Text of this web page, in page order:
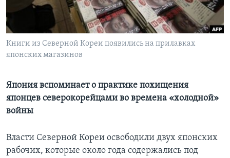
Learning English
СОЦИАЛЬНЫЕ СЕТИ
Языки
Книги из Северной Кореи появились на прилавках
японских магазинов
Япония вспоминает о практике похищения
японцев северокорейцами во времена «холодной»
войны
Власти Северной Кореи освободили двух японских
рабочих, которые около года содержались под